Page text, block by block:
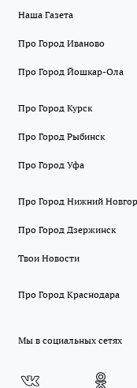
Наша Газета
Про Город Иваново
Про Город Йошкар-Ола
Про Город Курск
Про Город Рыбинск
Про Город Уфа
Про Город Нижний
Про Город Дзержинск
Твои Новости
Про Город Краснодара
Мы в социальных сетях